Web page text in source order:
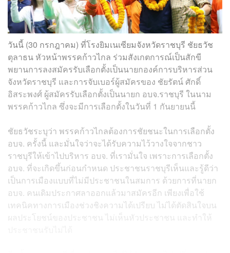
วันนี้ (30 กรกฎาคม) ที่โรงยิมเนเซียมจังหวัดราชบุรี ชัยธวัช
ตุลาธน หัวหน้าพรรคก้าวไกล ร่วมสังเกตการณ์เป็นสักขี
พยานการลงสมัครรับเลือกตั้งเป็นนายกองค์การบริหารส่วน
จังหวัดราชบุรี และการจับเบอร์ผู้สมัครของ ชัยรัตน์ ศักดิ์
อิสระพงศ์ ผู้สมัครรับเลือกตั้งเป็นนายก อบจ.ราชบุรี ในนาม
พรรคก้าวไกล ซึ่งจะมีการเลือกตั้งในวันที่ 1 กันยายนนี้
ชัยธวัชระบุว่า พรรคก้าวไกลต้องการชัยชนะในการเลือกตั้ง
อบจ. ครั้งนี้ และมั่นใจว่าจะได้รับความไว้วางใจจากชาว
ราชบุรีให้เข้าไปบริหาร อบจ. ที่เรามั่นใจ เพราะการเลือกตั้ง
อบจ. ที่จะเกิดขึ้นก่อนกำหนด ประชาชนราชบุรีเห็นและรู้ดีว่า
เป็นการเมืองแบบที่ไม่มีประชาชนในสมการ ด้วยการที่นายก
อบจ. คนเดิมประกาศลาออกแล้วมาสมัครอีก เพียงเพื่อใช้
เทคนิคทางการเมืองช่วงชิงความได้เปรียบ ไม่ได้ตัดสินใจบน
ผลประโยชน์ของประชาชน ไม่เห็นหัวประชาชน และทำให้